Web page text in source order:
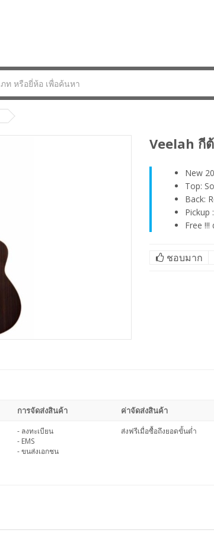
Veelah กี
New
Top:
Back:
Pickup
Free !!!
ชอบมาก
การจัดส่งสินค้า ค่าจัดส่งสินค้า
- ลงทะเบียน
- EMS
- ขนส่งเอกชน
ส่งฟรีเมื่อซื้อถึงยอดขั้นต่ำ